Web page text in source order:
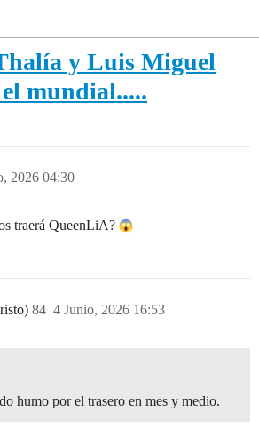
y Luis Miguel
mundial.....
2026 04:30
traerá QueenLiA?
4 Junio, 2026 16:53
84
humo por el trasero en mes y medio.